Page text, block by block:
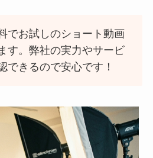
でお試しのショート動画
す。弊社の実力やサービ
できるので安心です！